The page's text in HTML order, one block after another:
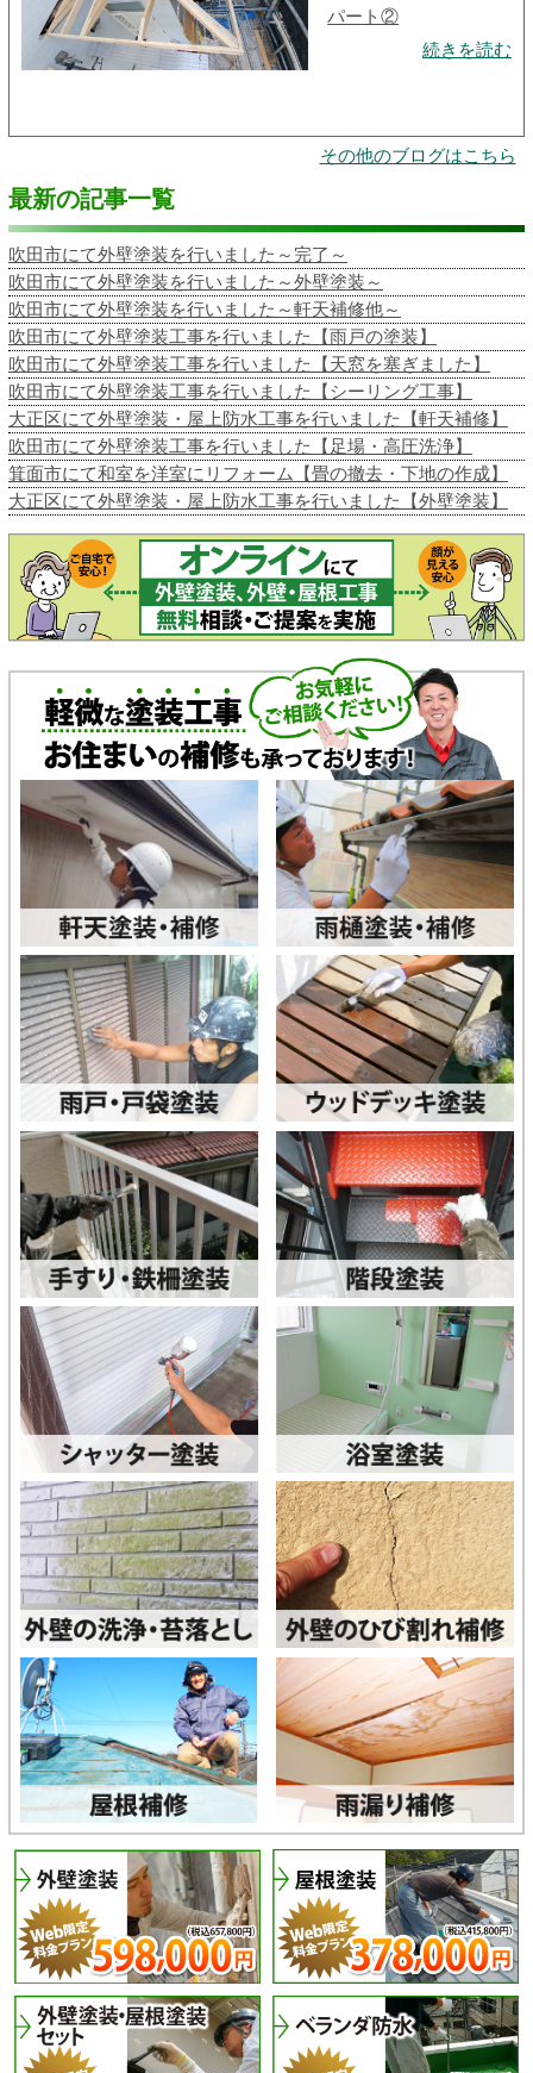
パート②
続きを読む
その他のブログはこちら
最新の記事一覧
吹田市にて外壁塗装を行いました～完了～
吹田市にて外壁塗装を行いました～外壁塗装～
吹田市にて外壁塗装を行いました～軒天補修他～
吹田市にて外壁塗装工事を行いました【雨戸の塗装】
吹田市にて外壁塗装工事を行いました【天窓を塞ぎました】
吹田市にて外壁塗装工事を行いました【シーリング工事】
大正区にて外壁塗装・屋上防水工事を行いました【軒天補修】
吹田市にて外壁塗装工事を行いました【足場・高圧洗浄】
箕面市にて和室を洋室にリフォーム【畳の撤去・下地の作成】
大正区にて外壁塗装・屋上防水工事を行いました【外壁塗装】